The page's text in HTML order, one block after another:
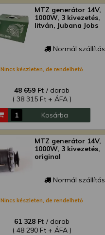
MTZ generátor 14V,
1000W, 3 kivezetés,
litván, Jubana Jobs
Normál szállítás
Nincs készleten, de rendelhető
48 659 Ft / darab
( 38 315 Ft + ÁFA )
Kosárba
MTZ generátor 14V,
1000W, 3 kivezetés,
original
Normál szállítás
Nincs készleten, de rendelhető
61 328 Ft / darab
( 48 290 Ft + ÁFA )